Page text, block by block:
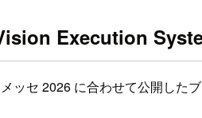
Execution
ッセ 2026 に合わせて公開した